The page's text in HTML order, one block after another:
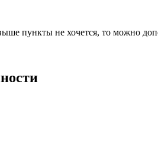
пункты не хочется, то можно